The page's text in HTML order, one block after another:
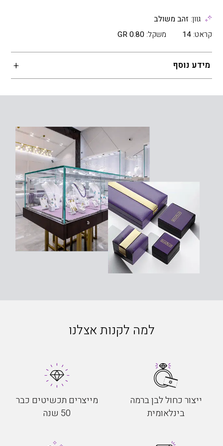
גוון: זהב משולב
קראט: 14 משקל: 0.80 GR
מידע נוסף
למה לקנות אצלנו
ייצור כחול לבן ברמה
בינלאומית
מייצרים תכשיטים כבר
50 שנה